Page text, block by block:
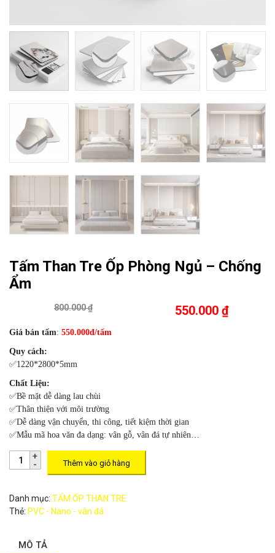
Tấm Than Tre Ốp Phòng Ngủ – Chống
Ẩm
800.000 ₫ 550.000 ₫
Giá bán tấm: 550.000đ/tấm
Quy cách:
✅1220*2800*5mm
Chất Liệu:
✅Bề mặt dễ dàng lau chùi
✅Thân thiện với môi trường
✅Dễ dàng vận chuyển, thi công, tiết kiệm thời gian
✅Mẫu mã hoa văn đa dạng: vân gỗ, vân đá tự nhiên…
Thêm vào giỏ hàng
Danh mục: TẤM ỐP THAN TRE
Thẻ: PVC - Nano - vân đá
MÔ TẢ